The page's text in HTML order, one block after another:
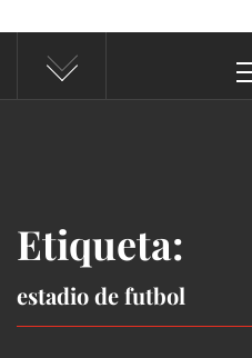
Etiqueta:
estadio de futbol